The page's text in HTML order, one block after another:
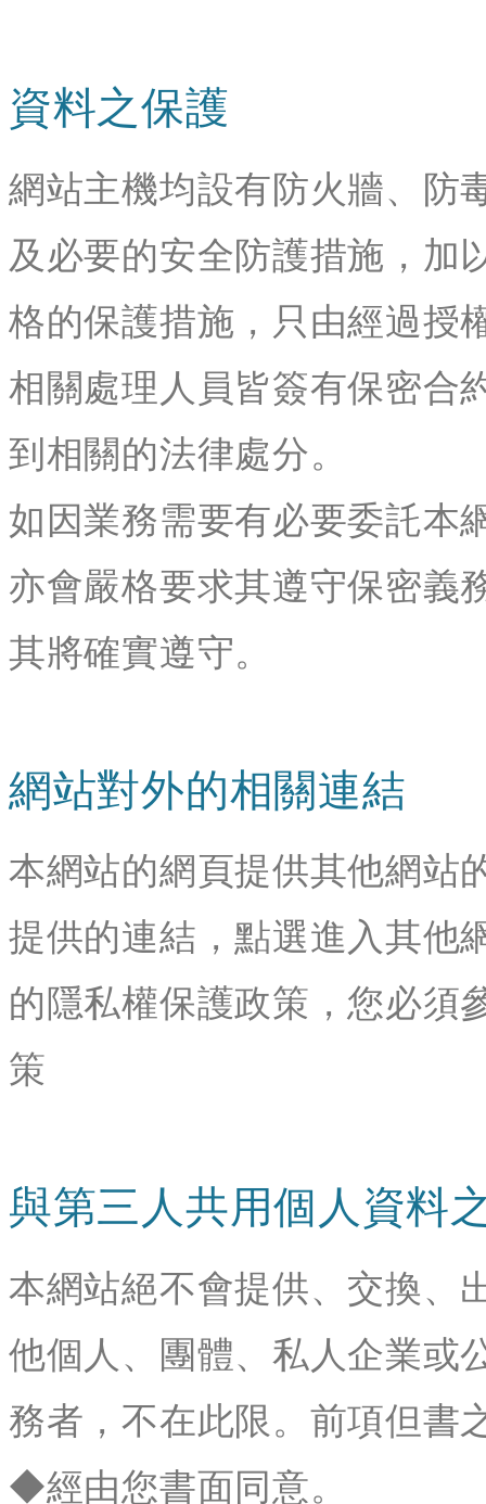
資料之保護
網站主機均設有防火牆、防
及必要的安全防護措施，加
格的保護措施，只由經過授
相關處理人員皆簽有保密合
到相關的法律處分。
如因業務需要有必要委託本
亦會嚴格要求其遵守保密義
其將確實遵守。
網站對外的相關連結
本網站的網頁提供其他網站
提供的連結，點選進入其他
的隱私權保護政策，您必須
策
與第三人共用個人資料
本網站絕不會提供、交換、
他個人、團體、私人企業或
務者，不在此限。前項但書
◆經由您書面同意。